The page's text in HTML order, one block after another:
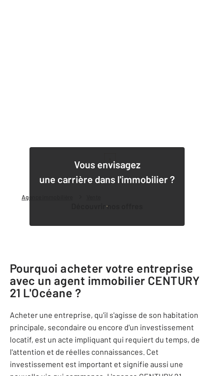
Agence immobilière
Vous envisagez
une carrière dans l'immobilier ?
Découvrir nos offres
Pourquoi acheter votre entreprise
avec un agent immobilier CENTURY
21 L'Océane ?
Acheter une entreprise, qu'il s'agisse de son habitation
principale, secondaire ou encore d'un investissement
locatif, est un acte impliquant qui requiert du temps, de
l'attention et de réelles connaissances. Cet
investissement est important et signifie aussi une